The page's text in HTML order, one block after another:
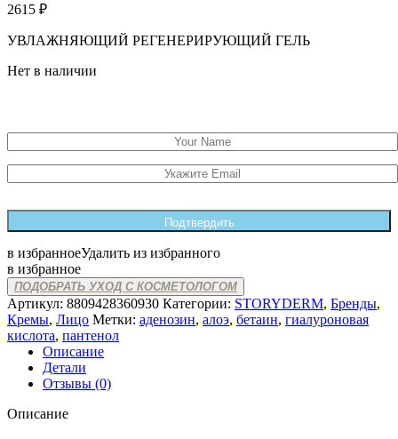
2615 ₽
УВЛАЖНЯЮЩИЙ РЕГЕНЕРИРУЮЩИЙ ГЕЛЬ
Нет в наличии
в избранноеУдалить из избранного
в избранное
ПОДОБРАТЬ УХОД С КОСМЕТОЛОГОМ
Артикул: 8809428360930 Категории: STORYDERM, Бренды,
Кремы, Лицо Метки: аденозин, алоэ, бетаин, гиалуроновая
кислота, пантенол
Описание
Детали
Отзывы (0)
Описание